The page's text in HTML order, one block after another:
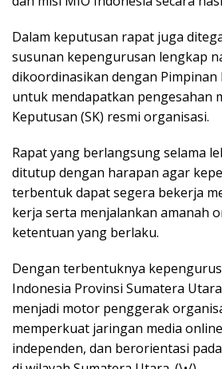
Dalam keputusan rapat juga
susunan kepengurusan lengkap
dikoordinasikan dengan Pimpinan
untuk mendapatkan pengesahan
Keputusan (SK) resmi organisasi.
Rapat yang berlangsung selama
ditutup dengan harapan agar
terbentuk dapat segera bekerja
kerja serta menjalankan amanah
ketentuan yang berlaku.
Dengan terbentuknya
Indonesia Provinsi Sumatera
menjadi motor penggerak
memperkuat jaringan media
independen, dan berorientasi